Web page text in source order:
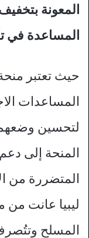
المعونة
المساعدة في
حيث تعتبر
المساعدات
لتحسين
المنحة إلى
المتضررة من
ليبيا عانت
المسلح